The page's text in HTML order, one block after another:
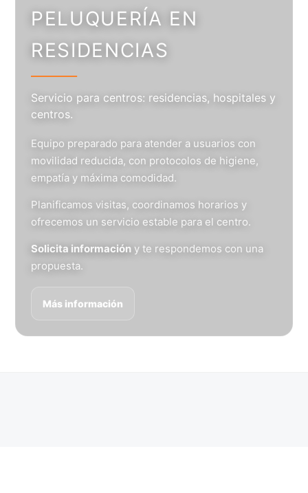
PELUQUERÍA EN
RESIDENCIAS
Servicio para centros: residencias, hospitales y
centros.
Equipo preparado para atender a usuarios con
movilidad reducida, con protocolos de higiene,
empatía y máxima comodidad.
Planificamos visitas, coordinamos horarios y
ofrecemos un servicio estable para el centro.
Solicita información y te respondemos con una
propuesta.
Más información